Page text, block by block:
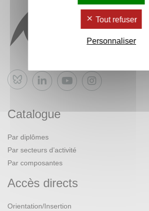
Bluesky
Catalogue
Par diplômes
Par secteurs d’activité
Par composantes
Accès directs
Orientation/Insertion
Tout refuser
Personnaliser